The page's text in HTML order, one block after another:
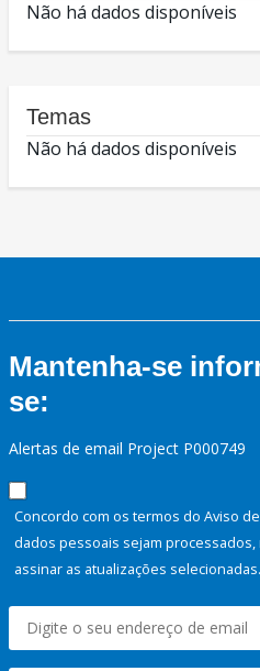
Não há dados disponíveis
Temas
Não há dados disponíveis
Mantenha-se
se:
Alertas de email Project P000749
Concordo com os termos do Aviso
dados pessoais sejam
assinar as atualizações selecionadas.